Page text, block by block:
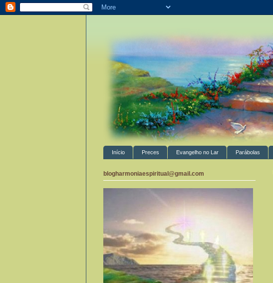
Início Preces Evangelho no Lar Parábolas
blogharmoniaespiritual@gmail.com